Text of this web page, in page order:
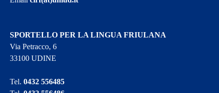
SPORTELLO PER LA LINGUA FRIULANA
Via Petracco, 6
33100 UDINE
Tel.0432 556485